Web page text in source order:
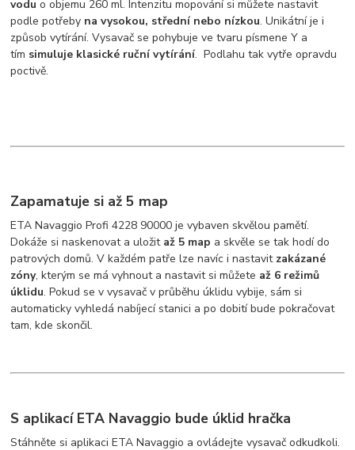
vodu o objemu 260 ml. Intenzitu mopování si můžete nastavit
podle potřeby na vysokou, střední nebo nízkou. Unikátní je i
způsob vytírání. Vysavač se pohybuje ve tvaru písmene Y a
tím simuluje klasické ruční vytírání. Podlahu tak vytře opravdu
poctivě.
Zapamatuje si až 5 map
ETA Navaggio Profi 4228 90000 je vybaven skvělou pamětí.
Dokáže si naskenovat a uložit až 5 map a skvěle se tak hodí do
patrových domů. V každém patře lze navíc i nastavit zakázané
zóny, kterým se má vyhnout a nastavit si můžete až 6 režimů
úklidu. Pokud se v vysavač v průběhu úklidu vybije, sám si
automaticky vyhledá nabíjecí stanici a po dobití bude pokračovat
tam, kde skončil.
S aplikací ETA Navaggio bude úklid hračka
Stáhněte si aplikaci ETA Navaggio a ovládejte vysavač odkudkoli.